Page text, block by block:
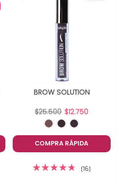
BROW SOLUTION
$25.500 $12.750
COMPRA RÁPIDA
(16)